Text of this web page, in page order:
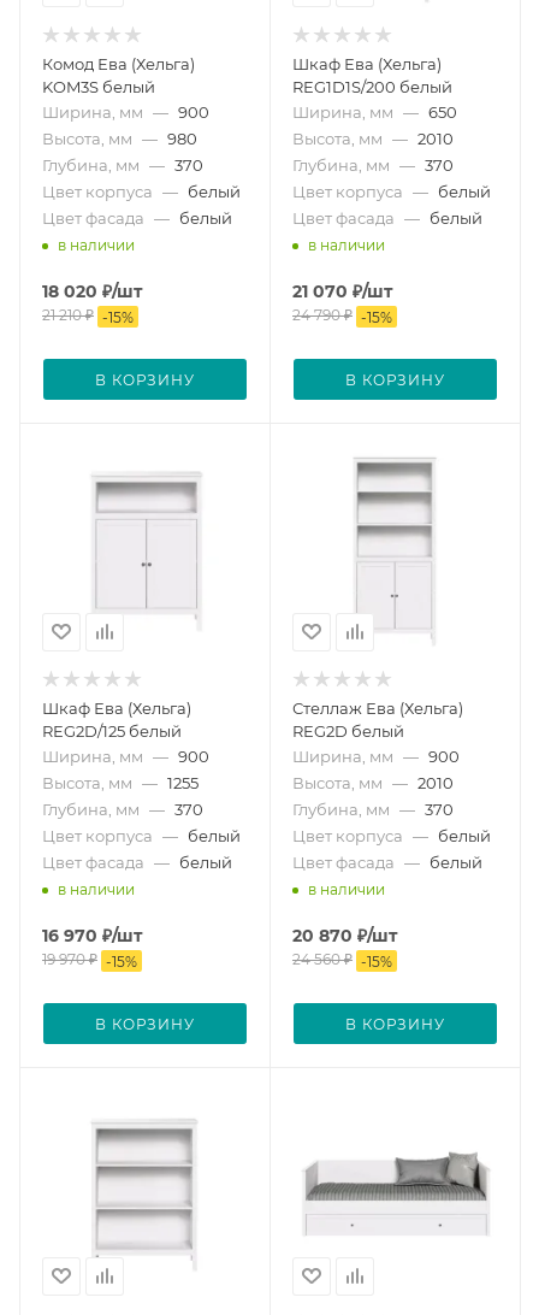
Комод Ева (Хельга)
KOM3S белый
Ширина, мм — 900
Высота, мм — 980
Глубина, мм — 370
Цвет корпуса — белый
Цвет фасада — белый
в наличии
18 020 ₽/шт
21 210₽ -15%
В КОРЗИНУ
Шкаф Ева (Хельга)
REG1D1S/200 белый
Ширина, мм — 650
Высота, мм — 2010
Глубина, мм — 370
Цвет корпуса — белый
Цвет фасада — белый
в наличии
21 070 ₽/шт
24 790₽ -15%
В КОРЗИНУ
Шкаф Ева (Хельга)
REG2D/125 белый
Ширина, мм — 900
Высота, мм — 1255
Глубина, мм — 370
Цвет корпуса — белый
Цвет фасада — белый
в наличии
16 970 ₽/шт
19 970₽ -15%
В КОРЗИНУ
Стеллаж Ева (Хельга)
REG2D белый
Ширина, мм — 900
Высота, мм — 2010
Глубина, мм — 370
Цвет корпуса — белый
Цвет фасада — белый
в наличии
20 870 ₽/шт
24 560₽ -15%
В КОРЗИНУ